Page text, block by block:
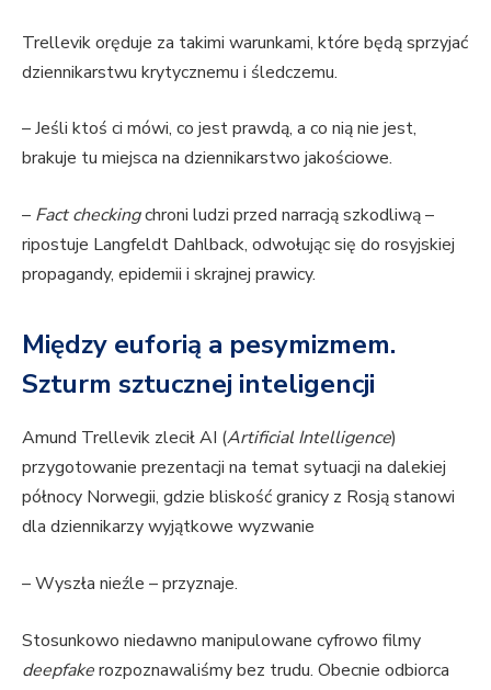
Trellevik oręduje za takimi warunkami, które będą sprzyjać
dziennikarstwu krytycznemu i śledczemu.
– Jeśli ktoś ci mówi, co jest prawdą, a co nią nie jest,
brakuje tu miejsca na dziennikarstwo jakościowe.
– Fact checkingchroni ludzi przed narracją szkodliwą –
ripostuje Langfeldt Dahlback, odwołując się do rosyjskiej
propagandy, epidemii i skrajnej prawicy.
Między euforią a pesymizmem.
Szturm sztucznej inteligencji
Amund Trellevik zlecił AI (Artificial Intelligence)
przygotowanie prezentacji na temat sytuacji na dalekiej
północy Norwegii, gdzie bliskość granicy z Rosją stanowi
dla dziennikarzy wyjątkowe wyzwanie
– Wyszła nieźle – przyznaje.
Stosunkowo niedawno manipulowane cyfrowo filmy
deepfakerozpoznawaliśmy bez trudu. Obecnie odbiorca